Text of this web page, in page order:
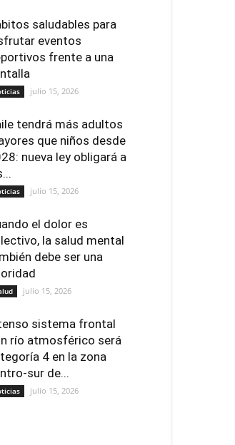
saludables para
eventos
frente a una
julio 15, 2026
tendrá más adultos
que niños desde
nueva ley obligará a
julio 15, 2026
el dolor es
la salud mental
debe ser una
julio 15, 2026
sistema frontal
río atmosférico será
4 en la zona
sur de...
julio 15, 2026